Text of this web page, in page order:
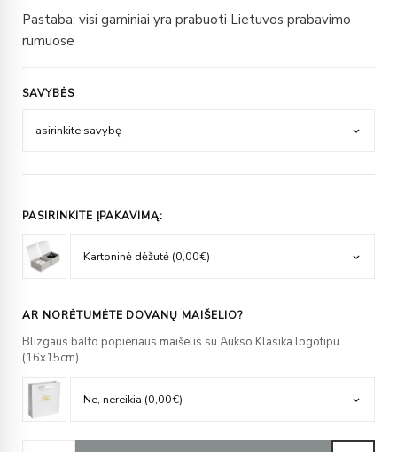
Pastaba: visi gaminiai yra prabuoti Lietuvos prabavimo
rūmuose
SAVYBĖS
PASIRINKITE ĮPAKAVIMĄ:
AR NORĖTUMĖTE DOVANŲ MAIŠELIO?
Blizgaus balto popieriaus maišelis su Aukso Klasika logotipu
(16x15cm)